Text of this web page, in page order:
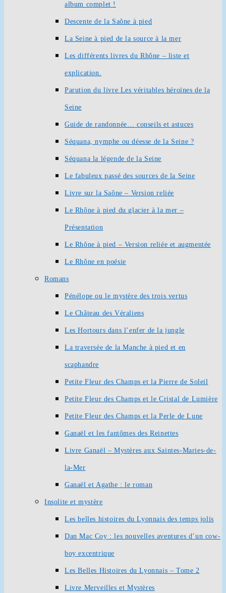
album complet !
Descente de la Saône à pied
La Seine à pied de la source à la mer
Les différents livres du Rhône – liste et
explication.
Parution du livre Les véritables héroïnes de la
Seine
Guide de randonnée… conseils et astuces
Séquana, nymphe ou déesse de la Seine ?
Séquana la légende de la Seine
Le fabuleux passé des sources de la Seine
Livre sur la Saône – Version reliée
Le Rhône à pied du glacier à la mer –
Présentation
Le Rhône à pied – Version reliée et augmentée
Le Rhône en poésie
Romans
Pénélope ou le mystère des trois vertus
Le Château des Véraliens
Les Hortours dans l’enfer de la jungle
La traversée de la Manche à pied et en
scaphandre
Petite Fleur des Champs et la Pierre de Soleil
Petite Fleur des Champs et le Cristal de Lumière
Petite Fleur des Champs et la Perle de Lune
Ganaël et les fantômes des Reinettes
Livre Ganaël – Mystères aux Saintes-Maries-de-
la-Mer
Ganaël et Agathe : le roman
Insolite et mystère
Les belles histoires du Lyonnais des temps jolis
Dan Mac Coy : les nouvelles aventures d’un cow-
boy excentrique
Les Belles Histoires du Lyonnais – Tome 2
Livre Merveilles et Mystères